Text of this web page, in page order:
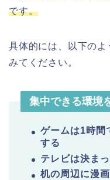
です。
具体的には、以下の
みてください。
集中できる環境
ゲームは1時間
する
テレビは決ま
机の周辺に漫